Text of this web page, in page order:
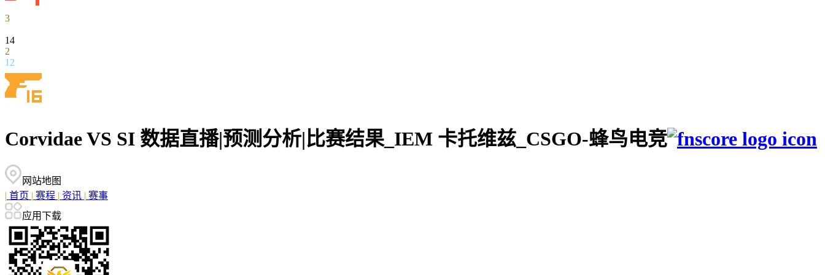
3
14
2
12
Corvidae VS SI 数据直播|预测分析|比赛结果_IEM 卡托维兹_CSGO-蜂鸟电竞
网站地图
| 首页 | 赛程 | 资讯 | 赛事
应用下载